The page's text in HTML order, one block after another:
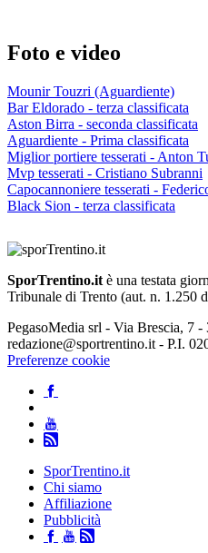
Foto e video
Mounir Touzri (Aguardiente)
Bar Eldorado - terza classificata
Aston Birra - seconda classificata
Aguardiente - Prima classificata
Miglior portiere tesserati - Anton
Mvp tesserati - Cristiano Subranni
Capocannoniere tesserati -
Black Sion - terza classificata
SporTrentino.it è una testata
Tribunale di Trento (aut. n. 1.250
PegasoMedia srl - Via Brescia, 7 -
redazione@sportrentino.it - P.I.
Preferenze cookie
SporTrentino.it
Chi siamo
Affiliazione
Pubblicità